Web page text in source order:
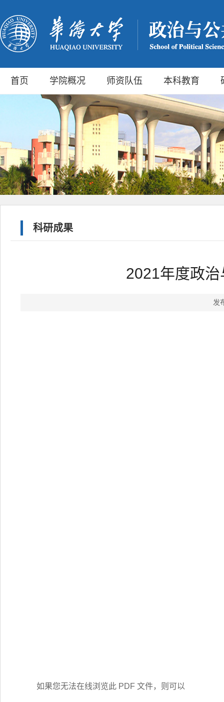
首页 学院概况 师资队伍 本科教育
科研成果
2021年度政
发
如果您无法在线浏览此 PDF 文件，则可以